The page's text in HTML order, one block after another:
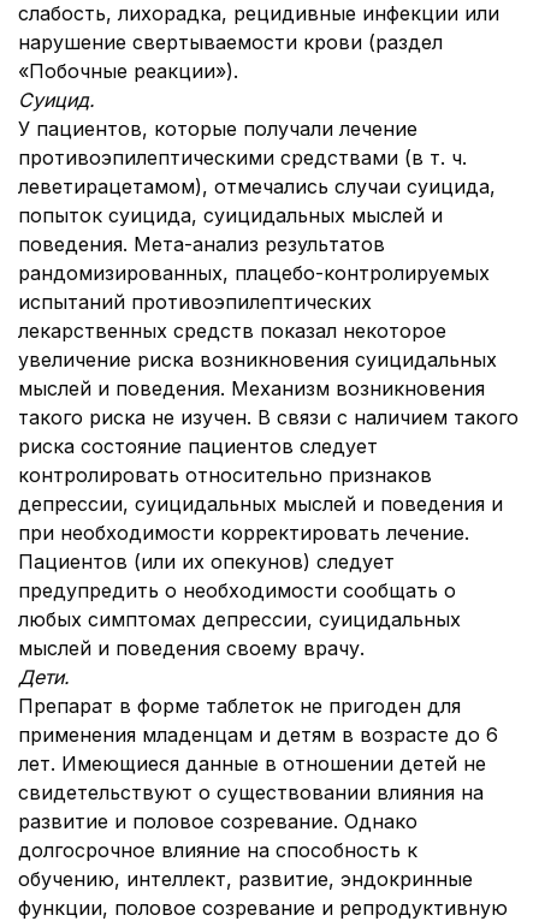
слабость, лихорадка, рецидивные инфекции или
нарушение свертываемости крови (раздел
«Побочные реакции»).
Суицид.
У пациентов, которые получали лечение
противоэпилептическими средствами (в т. ч.
леветирацетамом), отмечались случаи суицида,
попыток суицида, суицидальных мыслей и
поведения. Мета-анализ результатов
рандомизированных, плацебо-контролируемых
испытаний противоэпилептических
лекарственных средств показал некоторое
увеличение риска возникновения суицидальных
мыслей и поведения. Механизм возникновения
такого риска не изучен. В связи с наличием такого
риска состояние пациентов следует
контролировать относительно признаков
депрессии, суицидальных мыслей и поведения и
при необходимости корректировать лечение.
Пациентов (или их опекунов) следует
предупредить о необходимости сообщать о
любых симптомах депрессии, суицидальных
мыслей и поведения своему врачу.
Дети.
Препарат в форме таблеток не пригоден для
применения младенцам и детям в возрасте до 6
лет. Имеющиеся данные в отношении детей не
свидетельствуют о существовании влияния на
развитие и половое созревание. Однако
долгосрочное влияние на способность к
обучению, интеллект, развитие, эндокринные
функции, половое созревание и репродуктивную